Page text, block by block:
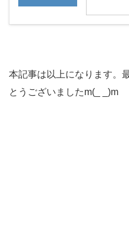
本記事は以上になります。
とうございましたm(_ _)m